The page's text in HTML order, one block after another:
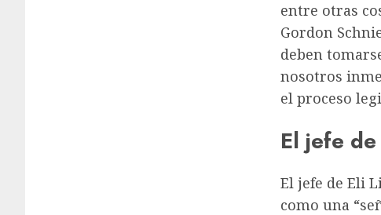
entre otras
Gordon
deben
nosotros
el proceso
El jefe
El jefe de Eli
como una